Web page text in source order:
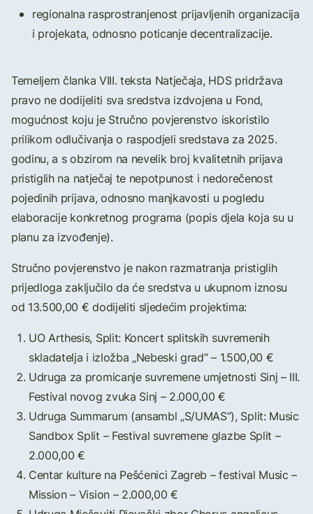
regionalna rasprostranjenost prijavljenih organizacija
i projekata, odnosno poticanje decentralizacije.
Temeljem članka VIII. teksta Natječaja, HDS pridržava
pravo ne dodijeliti sva sredstva izdvojena u Fond,
mogućnost koju je Stručno povjerenstvo iskoristilo
prilikom odlučivanja o raspodjeli sredstava za 2025.
godinu, a s obzirom na nevelik broj kvalitetnih prijava
pristiglih na natječaj te nepotpunost i nedorečenost
pojedinih prijava, odnosno manjkavosti u pogledu
elaboracije konkretnog programa (popis djela koja su u
planu za izvođenje).
Stručno povjerenstvo je nakon razmatranja pristiglih
prijedloga zaključilo da će sredstva u ukupnom iznosu
od 13.500,00 € dodijeliti sljedećim projektima:
UO Arthesis, Split: Koncert splitskih suvremenih
skladatelja i izložba „Nebeski grad“ – 1.500,00 €
Udruga za promicanje suvremene umjetnosti Sinj – III.
Festival novog zvuka Sinj – 2.000,00 €
Udruga Summarum (ansambl „S/UMAS“), Split: Music
Sandbox Split – Festival suvremene glazbe Split –
2.000,00 €
Centar kulture na Pešćenici Zagreb – festival Music –
Mission – Vision – 2.000,00 €